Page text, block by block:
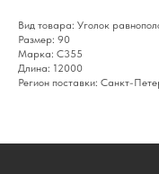
Вид товара: Уголок
Размер: 90
Марка: С355
Длина: 12000
Регион поставки: Санкт-